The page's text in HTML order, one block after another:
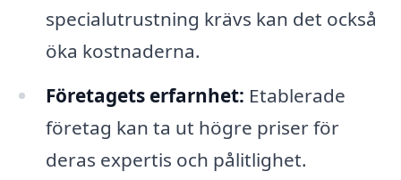
specialutrustning krävs kan det också
öka kostnaderna.
Företagets erfarnhet: Etablerade
företag kan ta ut högre priser för
deras expertis och pålitlighet.